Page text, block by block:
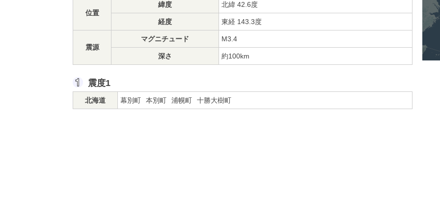
位置
緯度 北緯 42.6度
経度 東経 143.3度
震源
マグニチュード M3.4
深さ 約100km
震度1
北海道 幕別町 本別町 浦幌町 十勝大樹町